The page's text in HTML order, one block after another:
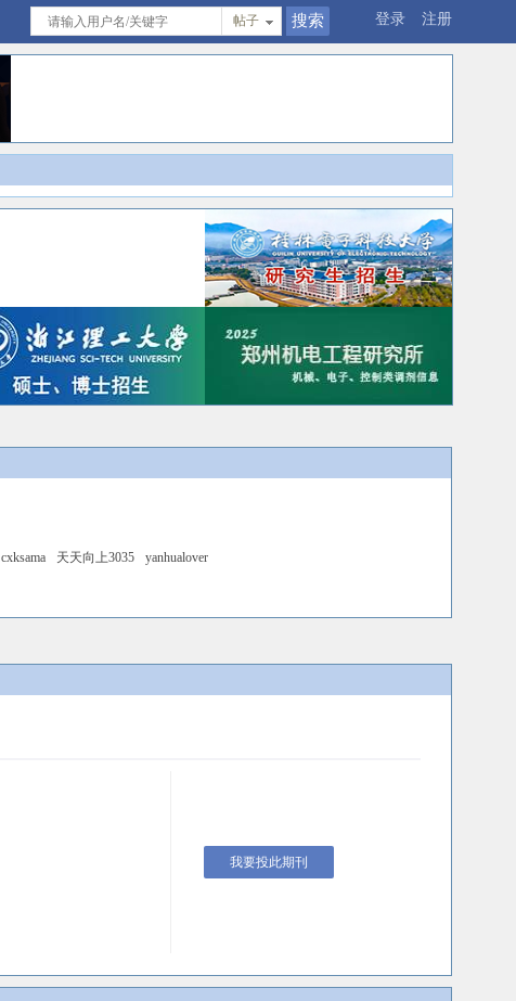
登录 注册
帖子
cxksama 天天向上3035
yanhualover
我要投此期刊